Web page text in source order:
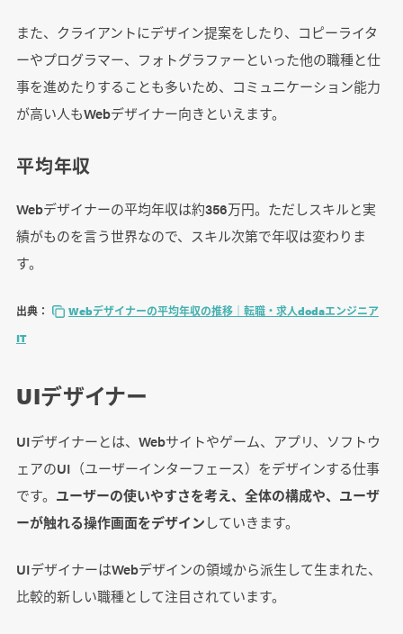
また、クライアントにデザイン提案をしたり、コピーライタ
ーやプログラマー、フォトグラファーといった他の職種と仕
事を進めたりすることも多いため、コミュニケーション能力
が高い人もWebデザイナー向きといえます。
平均年収
Webデザイナーの平均年収は約356万円。ただしスキルと実
績がものを言う世界なので、スキル次第で年収は変わりま
す。
出典：
Webデザイナーの平均年収の推移｜転職・求人dodaエンジニア
IT
UIデザイナー
UIデザイナーとは、Webサイトやゲーム、アプリ、ソフトウ
ェアのUI（ユーザーインターフェース）をデザインする仕事
です。 ユーザーの使いやすさを考え、全体の構成や、ユーザ
ーが触れる操作画面をデザインしていきます。
UIデザイナーはWebデザインの領域から派生して生まれた、
比較的新しい職種として注目されています。